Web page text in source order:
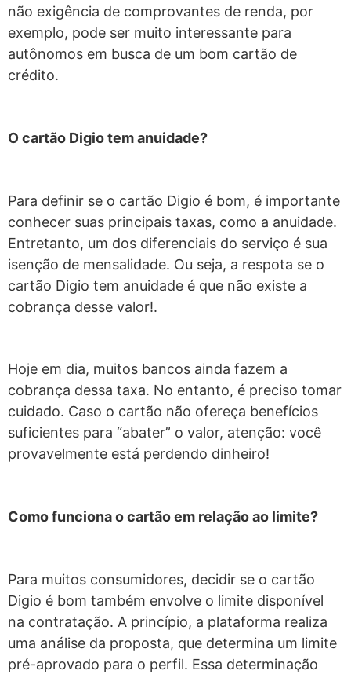
não exigência de comprovantes de renda, por
exemplo, pode ser muito interessante para
autônomos em busca de um bom cartão de
crédito.
O cartão Digio tem anuidade?
Para definir se o cartão Digio é bom, é importante
conhecer suas principais taxas, como a anuidade.
Entretanto, um dos diferenciais do serviço é sua
isenção de mensalidade. Ou seja, a respota se o
cartão Digio tem anuidade é que não existe a
cobrança desse valor!.
Hoje em dia, muitos bancos ainda fazem a
cobrança dessa taxa. No entanto, é preciso tomar
cuidado. Caso o cartão não ofereça benefícios
suficientes para “abater” o valor, atenção: você
provavelmente está perdendo dinheiro!
Como funciona o cartão em relação ao limite?
Para muitos consumidores, decidir se o cartão
Digio é bom também envolve o limite disponível
na contratação. A princípio, a plataforma realiza
uma análise da proposta, que determina um limite
pré-aprovado para o perfil. Essa determinação